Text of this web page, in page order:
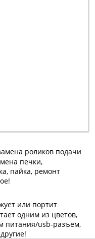
роликов подачи
печки,
пайка, ремонт
или портит
одним из цветов,
питания/usb-разъем,